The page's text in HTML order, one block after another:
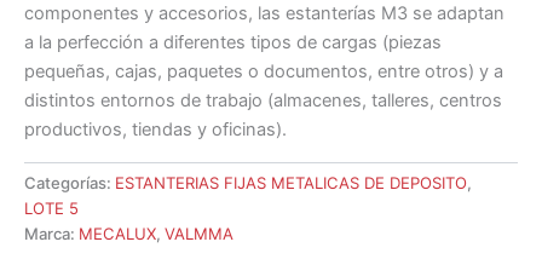
componentes y accesorios, las estanterías M3 se adaptan
a la perfección a diferentes tipos de cargas (piezas
pequeñas, cajas, paquetes o documentos, entre otros) y a
distintos entornos de trabajo (almacenes, talleres, centros
productivos, tiendas y oficinas).
Categorías: ESTANTERIAS FIJAS METALICAS DE DEPOSITO,
LOTE 5
Marca: MECALUX, VALMMA